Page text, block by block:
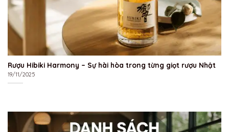
Rượu Hibiki Harmony – Sự hài hòa trong từng giọt rượu Nhật
19/11/2025